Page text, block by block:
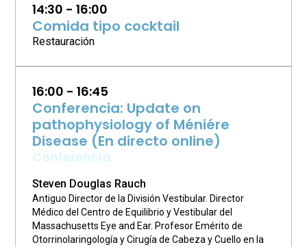
14:30 - 16:00
Comida tipo cocktail
Restauración
16:00 - 16:45
Conferencia: Update on
pathophysiology of Méniére
Disease (En directo online)
Conferencia
Steven Douglas Rauch
Antiguo Director de la División Vestibular. Director
Médico del Centro de Equilibrio y Vestibular del
Massachusetts Eye and Ear. Profesor Emérito de
Otorrinolaringología y Cirugía de Cabeza y Cuello en la